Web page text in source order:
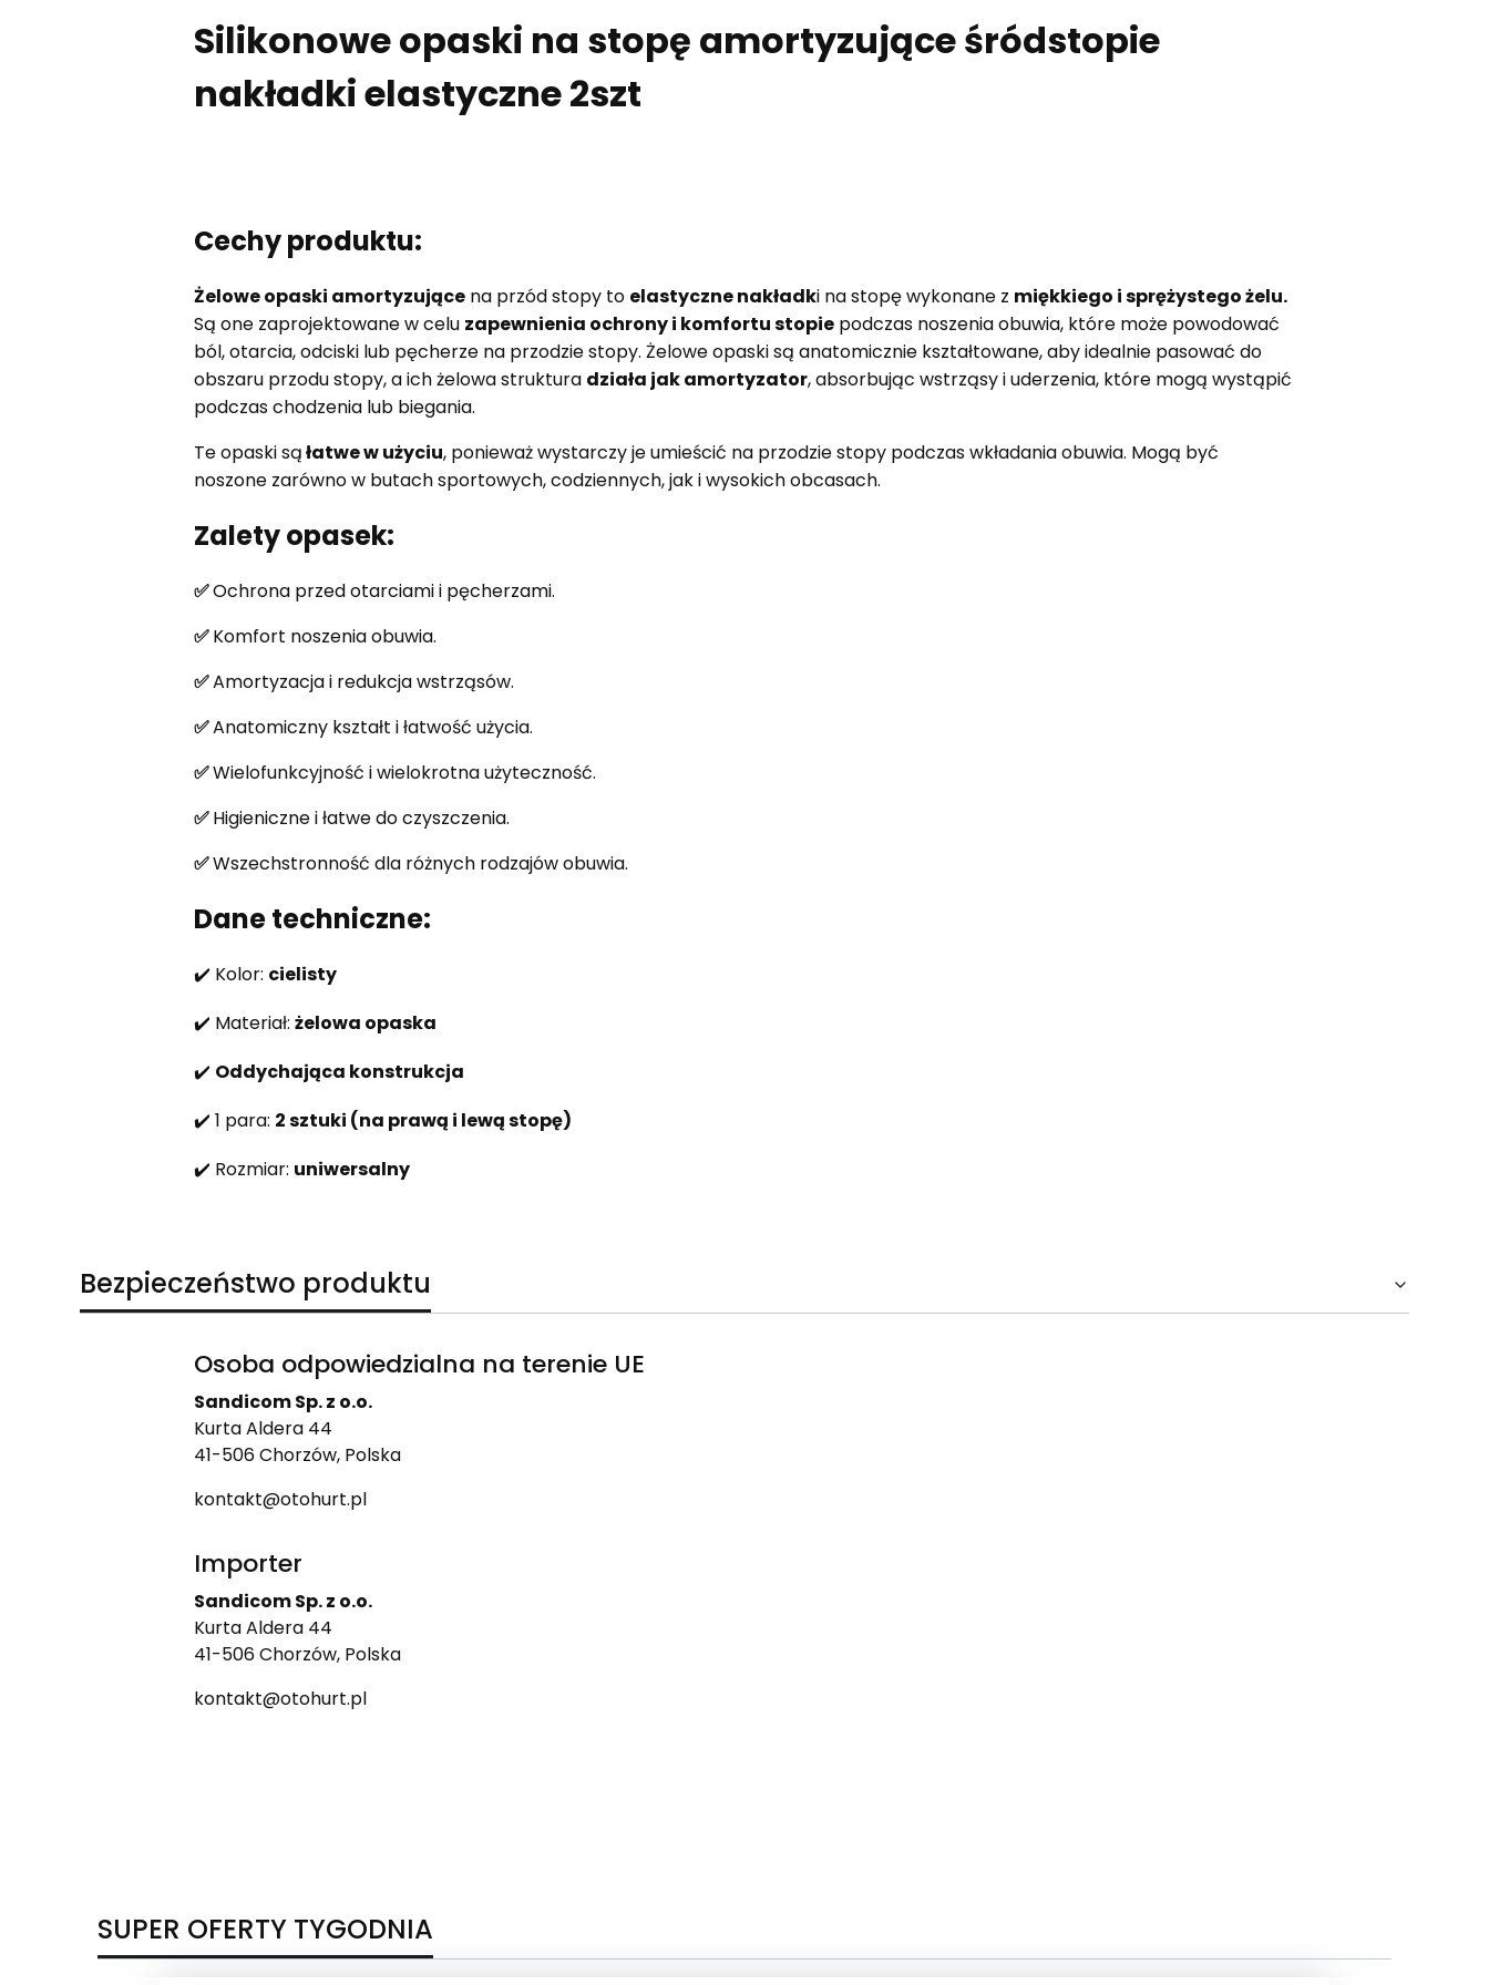
Silikonowe opaski na stopę amortyzujące śródstopie
nakładki elastyczne 2szt
Cechy produktu:
Żelowe opaski amortyzującena przód stopy to elastyczne nakładki na stopę wykonane z miękkiego i sprężystego żelu.
Są one zaprojektowane w celu zapewnienia ochrony i komfortu stopiepodczas noszenia obuwia, które może powodować
ból, otarcia, odciski lub pęcherze na przodzie stopy. Żelowe opaski są anatomicznie kształtowane, aby idealnie pasować do
obszaru przodu stopy, a ich żelowa struktura działa jak amortyzator, absorbując wstrząsy i uderzenia, które mogą wystąpić
podczas chodzenia lub biegania.
Te opaski sąłatwe w użyciu, ponieważ wystarczy je umieścić na przodzie stopy podczas wkładania obuwia. Mogą być
noszone zarówno w butach sportowych, codziennych, jak i wysokich obcasach.
Zalety opasek:
✅Ochrona przed otarciami i pęcherzami.
✅Komfort noszenia obuwia.
✅Amortyzacja i redukcja wstrząsów.
✅Anatomiczny kształt i łatwość użycia.
✅Wielofunkcyjność i wielokrotna użyteczność.
✅Higieniczne i łatwe do czyszczenia.
✅Wszechstronność dla różnych rodzajów obuwia.
Dane techniczne:
✔️ Kolor: cielisty
✔️ Materiał: żelowa opaska
✔️ Oddychająca konstrukcja
✔️ 1 para: 2 sztuki (na prawą i lewą stopę)
✔️ Rozmiar: uniwersalny
Bezpieczeństwo produktu
Osoba odpowiedzialna na terenie UE
Sandicom Sp. z o.o.
Kurta Aldera 44
41-506 Chorzów, Polska
kontakt@otohurt.pl
Importer
Sandicom Sp. z o.o.
Kurta Aldera 44
41-506 Chorzów, Polska
kontakt@otohurt.pl
SUPER OFERTY TYGODNIA